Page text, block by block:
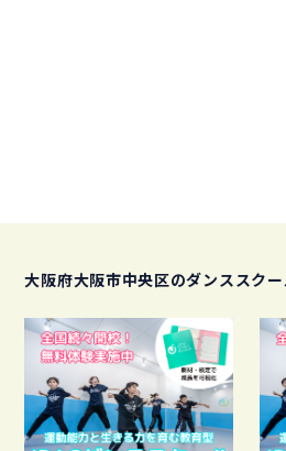
大阪府大阪市中央区のダンススク